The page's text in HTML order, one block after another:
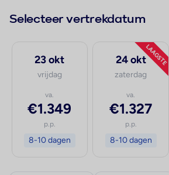
Selecteer vertrekdatum
23 okt
vrijdag
va.
€1.349
p.p.
8-10 dagen
LAAGSTE
24 okt
zaterdag
va.
€1.327
p.p.
8-10 dagen